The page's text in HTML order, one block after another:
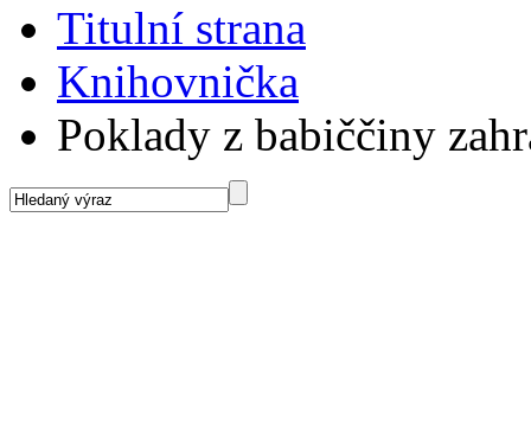
Titulní strana
Knihovnička
Poklady z babiččiny